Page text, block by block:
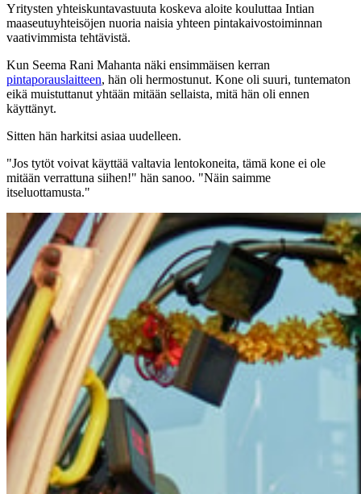
Yritysten yhteiskuntavastuuta koskeva aloite kouluttaa Intian
maaseutuyhteisöjen nuoria naisia yhteen pintakaivostoiminnan
vaativimmista tehtävistä.
Kun Seema Rani Mahanta näki ensimmäisen kerran
pintaporauslaitteen, hän oli hermostunut. Kone oli suuri, tuntematon
eikä muistuttanut yhtään mitään sellaista, mitä hän oli ennen
käyttänyt.
Sitten hän harkitsi asiaa uudelleen.
"Jos tytöt voivat käyttää valtavia lentokoneita, tämä kone ei ole
mitään verrattuna siihen!" hän sanoo. "Näin saimme
itseluottamusta."